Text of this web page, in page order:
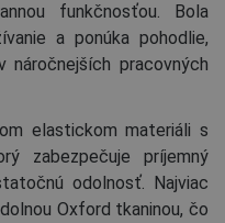
funkčnosťou. Bola
a ponúka pohodlie,
pracovných
elastickom materiáli s
zabezpečuje príjemný
odolnosť. Najviac
Oxford tkaninou, čo